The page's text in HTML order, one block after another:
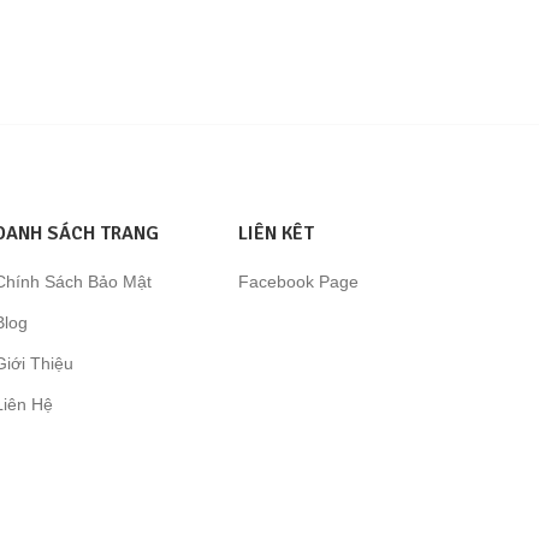
SÁCH TRANG
Sách Bảo Mật
Thiệu
Hệ
LIÊN KÊT
Facebook Page